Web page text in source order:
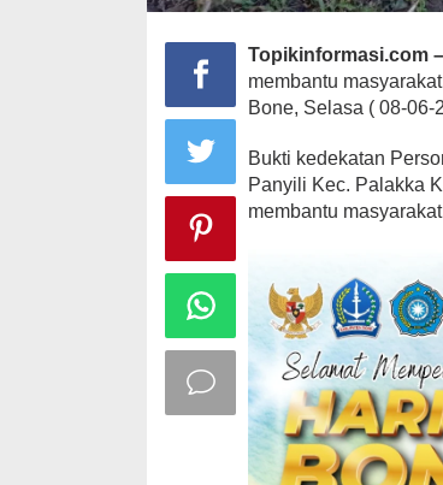
Topikinformasi.com
membantu
Bone, Selasa ( 08-06-
Bukti kedekatan
Panyili Kec. Palakka
membantu